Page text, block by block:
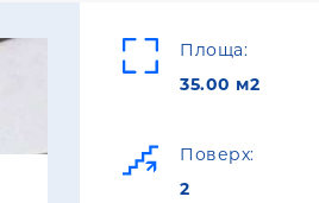
Площа:
35.00 м2
Поверх:
2